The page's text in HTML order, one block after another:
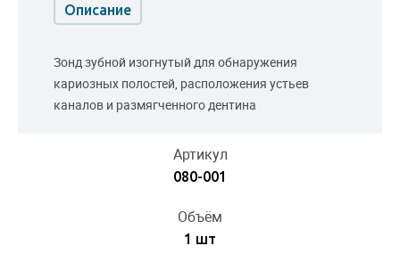
Артикул
080-001
Объём
1 шт
Описание
Зонд зубной изогнутый для обнаружения
кариозных полостей, расположения устьев
каналов и размягченного дентина